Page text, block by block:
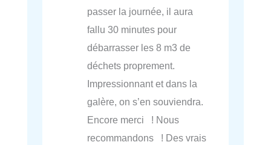
passer la journée, il aura
fallu 30 minutes pour
débarrasser les 8 m3 de
déchets proprement.
Impressionnant et dans la
galère, on s’en souviendra.
Encore merci ! Nous
recommandons ! Des vrais